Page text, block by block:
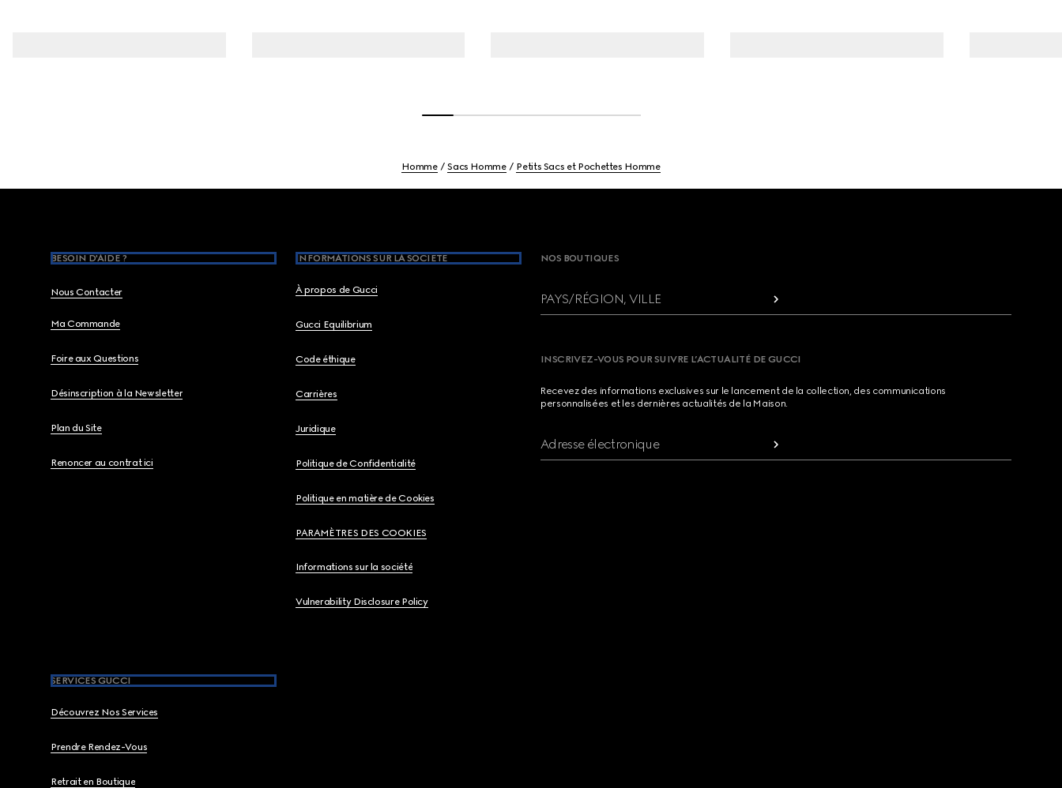
Homme Sacs Homme Petits Sacs et Pochettes Homme
BESOIN D'AIDE ?
Nous Contacter
Ma Commande
Foire aux Questions
Désinscription à la Newsletter
Plan du Site
Renoncer au contrat ici
INFORMATIONS SUR LA SOCIETE
À propos de Gucci
Gucci Equilibrium
Code éthique
Carrières
Juridique
Politique de Confidentialité
Politique en matière de Cookies
PARAMÈTRES DES COOKIES
Informations sur la société
Vulnerability Disclosure Policy
SERVICES GUCCI
Découvrez Nos Services
Prendre Rendez-Vous
Retrait en Boutique
NOS BOUTIQUES
PAYS/RÉGION, VILLE
INSCRIVEZ-VOUS POUR SUIVRE L’ACTUALITÉ DE GUCCI
Recevez des informations exclusives sur le lancement de la collection, des communications
personnalisées et les dernières actualités de la Maison.
Adresse électronique